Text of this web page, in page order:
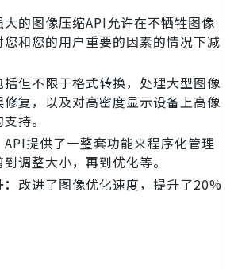
大的图像压缩API允许在不牺牲图像
和您的用户重要的因素的情况下减
括但不限于格式转换，处理大型图像
复，以及对高密度显示设备上高像
持。
API提供了一整套功能来程序化管理
调整大小，再到优化等。
改进了图像优化速度，提升了20%